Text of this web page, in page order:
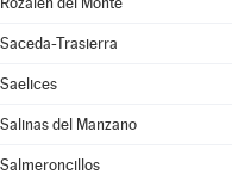
Saceda-Trasierra
Saelices
Salinas del Manzano
Salmeroncillos